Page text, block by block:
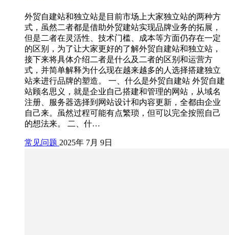
外贸自建站和独立站是目前市场上大家独立站的两种方
式，虽然二者都是借助外贸建站实现品牌业务的拓展，
但是二者在灵活性、技术门槛、成本等方面仍存在一定
的区别，为了让大家更好的了解外贸自建站和独立站，
接下来将具体介绍二者是什么及二者的区别和运营方
式，并简单解释为什么现在越来越多的人选择搭建独立
站来进行品牌的塑造。 一、什么是外贸自建站 外贸自建
站顾名思义，就是企业自己搭建和管理的网站，从域名
注册、服务器选择到网站设计和内容更新，全都由企业
自己来。虽然过程可能有点繁琐，但可以完全按照自己
的想法来。 二、什…
常见问题 2025年 7月 9日